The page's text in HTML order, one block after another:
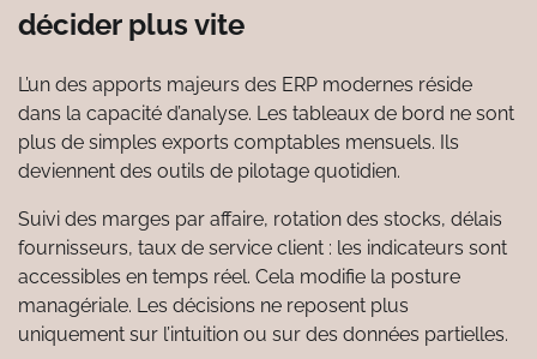
décider plus vite
L’un des apports majeurs des ERP modernes réside
dans la capacité d’analyse. Les tableaux de bord ne sont
plus de simples exports comptables mensuels. Ils
deviennent des outils de pilotage quotidien.
Suivi des marges par affaire, rotation des stocks, délais
fournisseurs, taux de service client : les indicateurs sont
accessibles en temps réel. Cela modifie la posture
managériale. Les décisions ne reposent plus
uniquement sur l’intuition ou sur des données partielles.